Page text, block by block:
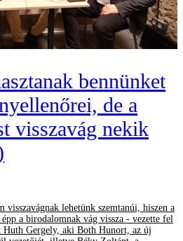
bennünket
de a
visszavág nekik
lehetünk szemtanúi, hiszen a
a birodalomnak vág vissza - vezette fel
Huth Gergely, aki Both Hunort, az új